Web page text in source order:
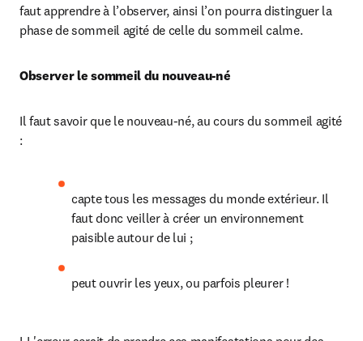
faut apprendre à l’observer, ainsi l’on pourra distinguer la
phase de sommeil agité de celle du sommeil calme.
Observer le sommeil du nouveau-né
Il faut savoir que le nouveau-né, au cours du sommeil agité
:
capte tous les messages du monde extérieur. Il
faut donc veiller à créer un environnement
paisible autour de lui ;
peut ouvrir les yeux, ou parfois pleurer !